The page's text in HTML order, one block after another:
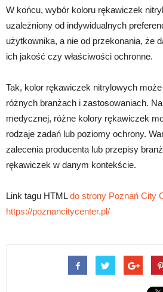
W końcu, wybór koloru rękawiczek
uzależniony od indywidualnych
użytkownika, a nie od przekonania, że
ich jakość czy właściwości ochronne.
Tak, kolor rękawiczek nitrylowych
różnych branżach i zastosowaniach.
medycznej, różne kolory rękawiczek
rodzaje zadań lub poziomy ochrony.
zalecenia producenta lub przepisy
rękawiczek w danym kontekście.
Link tagu HTMLdo strony Poznań City
https://poznancitycenter.pl/